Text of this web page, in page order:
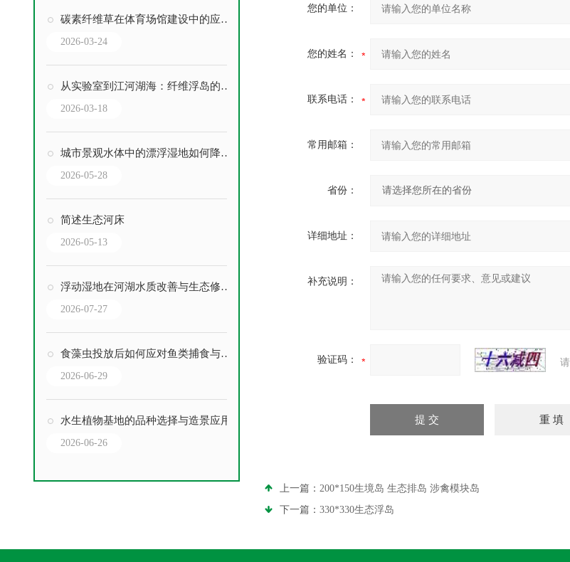
碳素纤维草在体育场馆建设中的应用优势
2026-03-24
从实验室到江河湖海：纤维浮岛的技术原理与应用前景
2026-03-18
城市景观水体中的漂浮湿地如何降低热岛效应？
2026-05-28
简述生态河床
2026-05-13
浮动湿地在河湖水质改善与生态修复中的妙用
2026-07-27
食藻虫投放后如何应对鱼类捕食与越冬存活问题
2026-06-29
水生植物基地的品种选择与造景应用
2026-06-26
您的单位：
您的姓名：
联系电话：
常用邮箱：
省份：
详细地址：
补充说明：
验证码：
上一篇： 200*150生境岛 生态排岛 涉禽模块岛
下一篇： 330*330生态浮岛